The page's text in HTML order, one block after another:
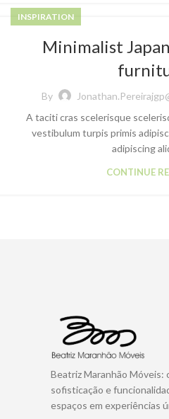
INSPIRATION
Minimalist
By
A taciti cras scelerisque
vestibulum turpis primis
adipiscing
CONTINUE
Beatriz Maranhão Móveis:
sofisticação e
espaços em experiências